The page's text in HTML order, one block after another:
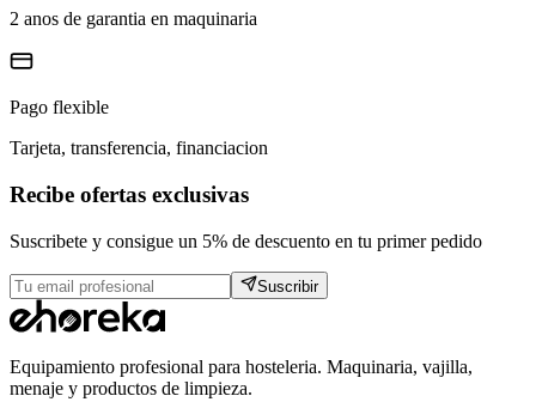
2 anos de garantia en maquinaria
Pago flexible
Tarjeta, transferencia, financiacion
Recibe ofertas exclusivas
Suscribete y consigue un 5% de descuento en tu primer pedido
Suscribir
Equipamiento profesional para hosteleria. Maquinaria, vajilla,
menaje y productos de limpieza.